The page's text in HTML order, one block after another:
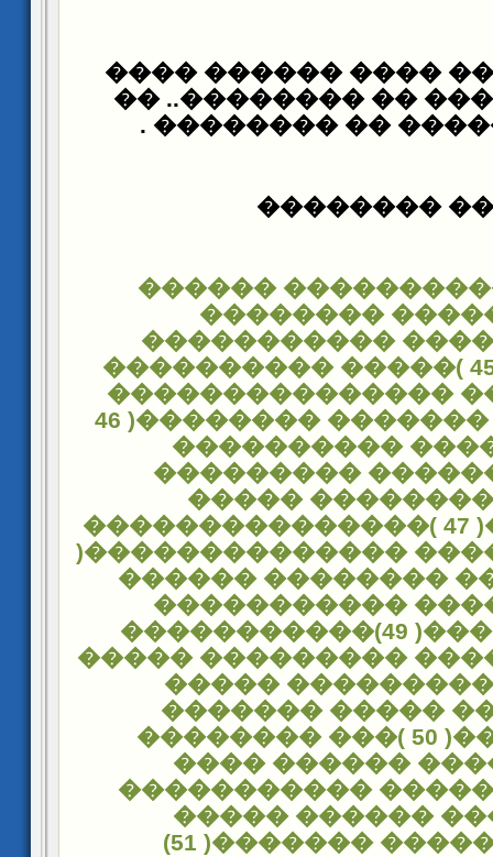
���� ���� �� ����
���� ������� ��
����� ������ ��
����
�����
���������
�����������
�������� (45 )����� ����������
����������
��������� ������� ��������( 46
)���������
������������
�������������
����������( 47 )���������������
��������� ����
48 )��������
����������
�����������( 49)�����������
����� ��������
�������� �����
���������( 50 )��� ��������
���������
�������������
��������
�����������
)